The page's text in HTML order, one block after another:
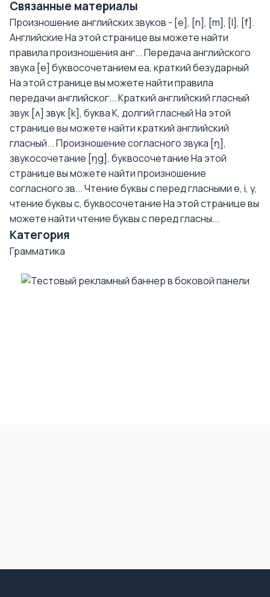
Связанные материалы
Произношение английских звуков - [e], [n], [m], [l], [f].
АнглийскиеНа этой странице вы можете найти
правила произношения анг...Передача английского
звука [e] буквосочетанием еа, краткий безударный
На этой странице вы можете найти правила
передачи английског...Краткий английский гласный
звук [ʌ] звук [k], буква K, долгий гласныйНа этой
странице вы можете найти краткий английский
гласный...Произношение согласного звука [ŋ],
звукосочетание [ŋg], буквосочетаниеНа этой
странице вы можете найти произношение
согласного зв...Чтение буквы с перед гласными e, i, y,
чтение буквы с, буквосочетаниеНа этой странице вы
можете найти чтение буквы с перед гласны...
Категория
Грамматика